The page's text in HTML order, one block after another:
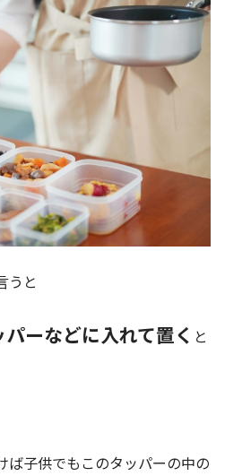
うと
ーなどに入れて置く と
ば子供でもこのタッパーの中の